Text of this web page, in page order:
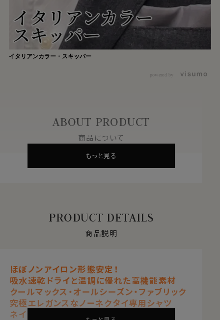
イタリアンカラー・スキッパー
powered by
ABOUT PRODUCT
商品について
もっと見る
PRODUCT DETAILS
商品説明
ほぼノンアイロン形態安定！
吸水速乾ドライと温調に優れた高機能素材
クールマックス・オールシーズン・ファブリック
究極エレガンスなノーネクタイ専用シャツ
ネイビーブルー 紺青